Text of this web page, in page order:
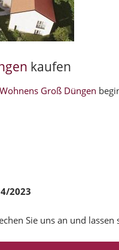
kaufen
Groß Düngen
2023
Sie uns an und